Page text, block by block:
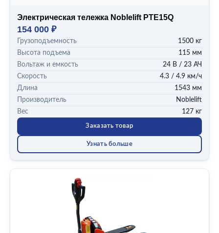
Электрическая тележка Noblelift PTE15Q
154 000 ₽
Грузоподъемность
1500 кг
Высота подъема
115 мм
Вольтаж и емкость
24 В / 23 АЧ
Скорость
4.3 / 4.9 км/ч
Длина
1543 мм
Производитель
Noblelift
Вес
127 кг
Заказать товар
Узнать больше